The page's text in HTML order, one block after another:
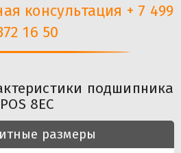
консультация + 7 499
16 50
подшипника
POS 8EC
размеры